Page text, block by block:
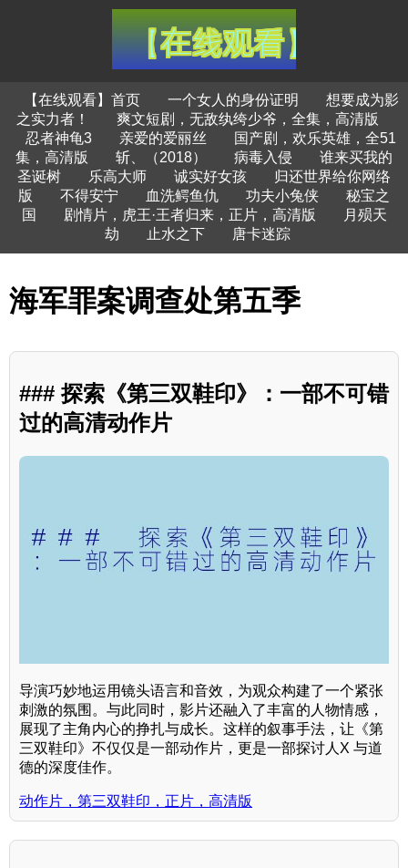
【在线观看】首页 一个女人的身份证明
想要成为影
之实力者！
爽文短剧，无敌纨绔少爷，全集，高清版
忍者神龟3
亲爱的爱丽丝
国产剧，欢乐英雄，全51
集，高清版
斩、（2018） 病毒入侵
谁来买我的
圣诞树
乐高大师 诚实好女孩
归还世界给你网络
版
不得安宁 血洗鳄鱼仇 功夫小兔侠
秘宝之
国
剧情片，虎王·王者归来，正片，高清版
月殒天
劫
止水之下 唐卡迷踪
海军罪案调查处第五季
### 探索《第三双鞋印》：一部不可错
过的高清动作片
导演巧妙地运用镜头语言和音效，为观众构建了一个紧张
刺激的氛围。与此同时，影片还融入了丰富的人物情感，
展现了主角内心的挣扎与成长。这样的叙事手法，让《第
三双鞋印》不仅仅是一部动作片，更是一部探讨人X 与道
德的深度佳作。
动作片，第三双鞋印，正片，高清版